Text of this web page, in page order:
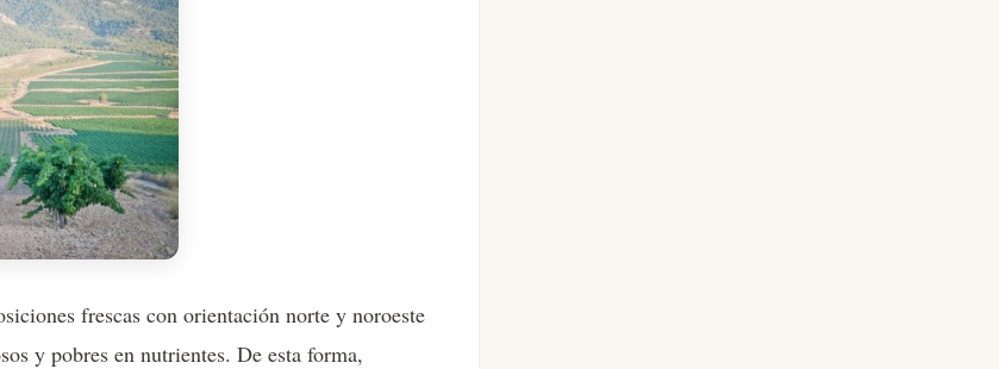
frescas con orientación norte y noroeste
y pobres en nutrientes. De esta forma,